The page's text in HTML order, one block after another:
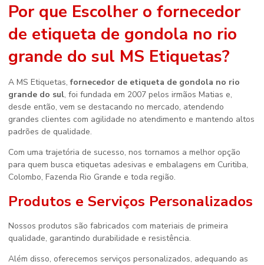
Por que Escolher o fornecedor
de etiqueta de gondola no rio
grande do sul MS Etiquetas?
A MS Etiquetas,fornecedor de etiqueta de gondola no rio
grande do sul, foi fundada em 2007 pelos irmãos Matias e,
desde então, vem se destacando no mercado, atendendo
grandes clientes com agilidade no atendimento e mantendo altos
padrões de qualidade.
Com uma trajetória de sucesso, nos tornamos a melhor opção
para quem busca etiquetas adesivas e embalagens em Curitiba,
Colombo, Fazenda Rio Grande e toda região.
Produtos e Serviços Personalizados
Nossos produtos são fabricados com materiais de primeira
qualidade, garantindo durabilidade e resistência.
Além disso, oferecemos serviços personalizados, adequando as